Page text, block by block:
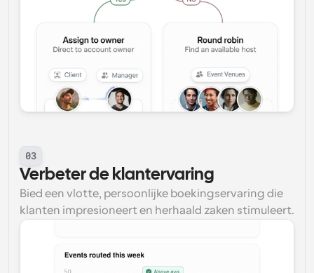
03
Verbeter de klantervaring
Bied een vlotte, persoonlijke boekingservaring die
klanten impresioneert en herhaald zaken stimuleert.